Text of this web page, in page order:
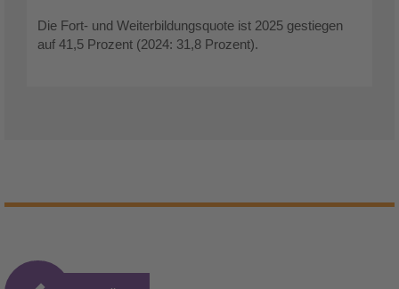
Die Fort- und Weiterbildungsquote ist 2025 gestiegen
auf 41,5 Prozent (2024: 31,8 Prozent).